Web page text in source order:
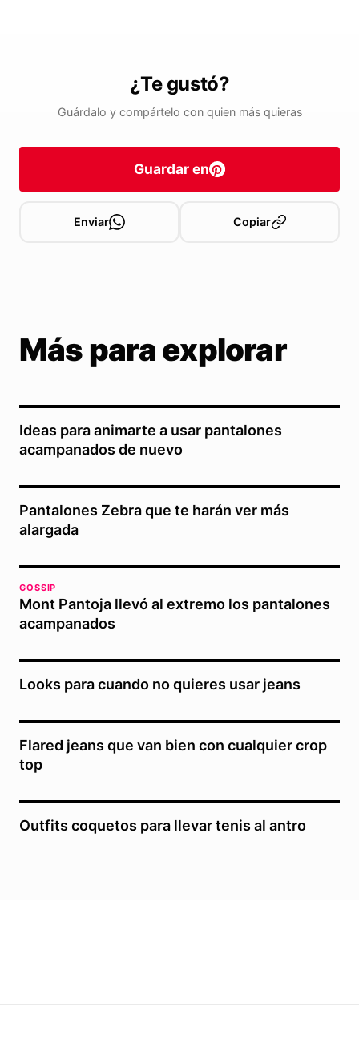
¿Te gustó?
Guárdalo y compártelo con quien más quieras
Guardar en
Enviar Copiar
Más para explorar
Ideas para animarte a usar pantalones
acampanados de nuevo
Pantalones Zebra que te harán ver más
alargada
GOSSIP
Mont Pantoja llevó al extremo los pantalones
acampanados
Looks para cuando no quieres usar jeans
Flared jeans que van bien con cualquier crop
top
Outfits coquetos para llevar tenis al antro